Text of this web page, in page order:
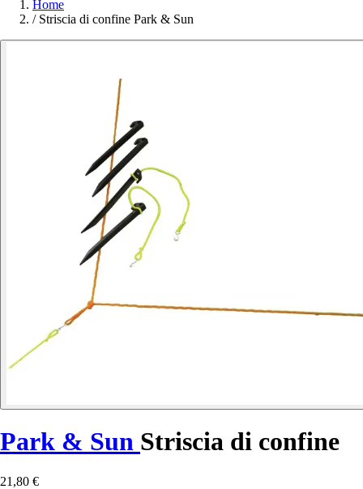
Home
/ Striscia di confine Park & Sun
Park & Sun Striscia di confine
21,80 €